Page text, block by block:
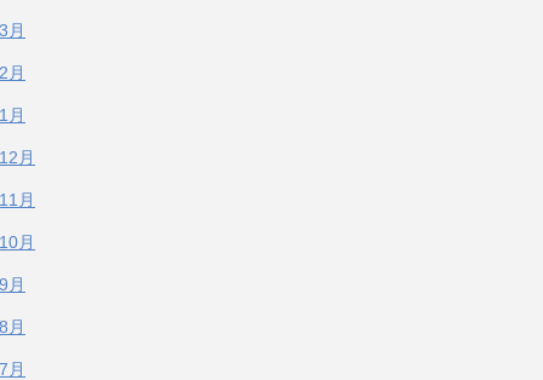
月
月
月
月
月
月
月
月
月